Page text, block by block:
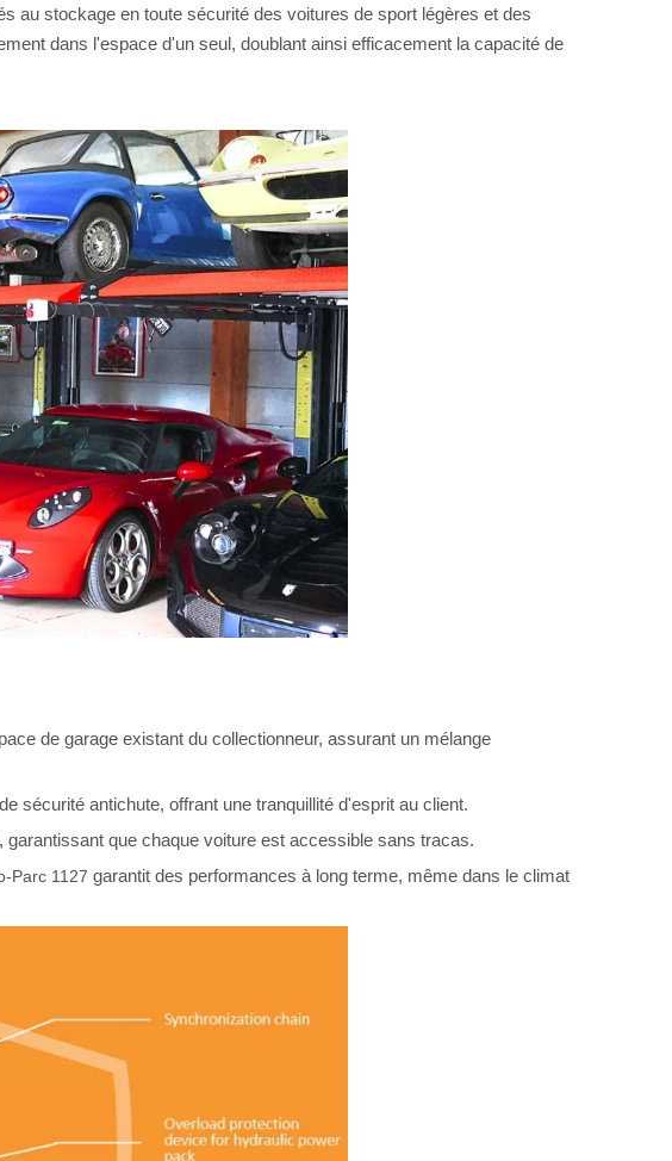
au stockage en toute sécurité des voitures de sport légères et des
dans l'espace d'un seul, doublant ainsi efficacement la capacité de
de garage existant du collectionneur, assurant un mélange
sécurité antichute, offrant une tranquillité d'esprit au client.
que chaque voiture est accessible sans tracas.
Parc 1127 garantit des performances à long terme, même dans le climat